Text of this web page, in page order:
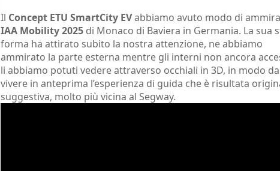
Il Concept ETU SmartCity EVabbiamo avuto modo di
IAA Mobility 2025 di Monaco di Baviera in Germania. La sua
forma ha attirato subito la nostra attenzione, ne abbiamo
ammirato la parte esterna mentre gli interni non ancora
li abbiamo potuti vedere attraverso occhiali in 3D, in modo da
vivere in anteprima l’esperienza di guida che è risultata
suggestiva, molto più vicina al Segway.